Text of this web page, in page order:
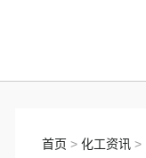
首页 > 化工资讯>